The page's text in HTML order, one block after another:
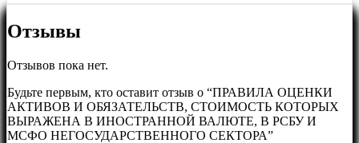
Отзывы
Отзывов пока нет.
Будьте первым, кто оставит отзыв о “ПРАВИЛА ОЦЕНКИ
АКТИВОВ И ОБЯЗАТЕЛЬСТВ, СТОИМОСТЬ КОТОРЫХ
ВЫРАЖЕНА В ИНОСТРАННОЙ ВАЛЮТЕ, В РСБУ И
МСФО НЕГОСУДАРСТВЕННОГО СЕКТОРА”